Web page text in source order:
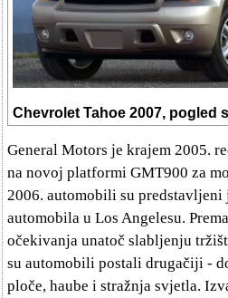
Chevrolet Tahoe 2007, pogled
General Motors je krajem 2005.
na novoj platformi GMT900 za
2006. automobili su predstavljeni
automobila u Los Angelesu.
očekivanja unatoč slabljenju
su automobili postali drugačiji -
ploče, haube i stražnja svjetla.